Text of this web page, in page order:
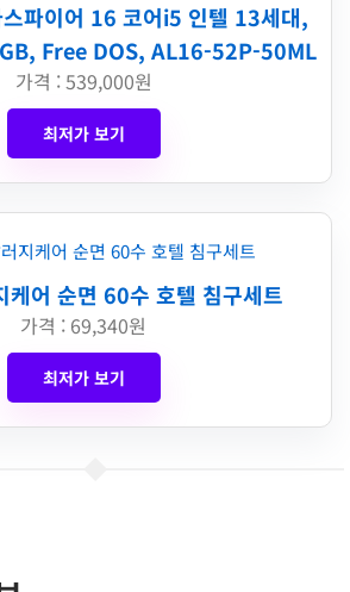
파이어 16 코어i5 인텔 13세대,
Free DOS, AL16-52P-50ML
가격 : 539,000원
최저가 보기
케어 순면 60수 호텔 침구세트
가격 : 69,340원
최저가 보기